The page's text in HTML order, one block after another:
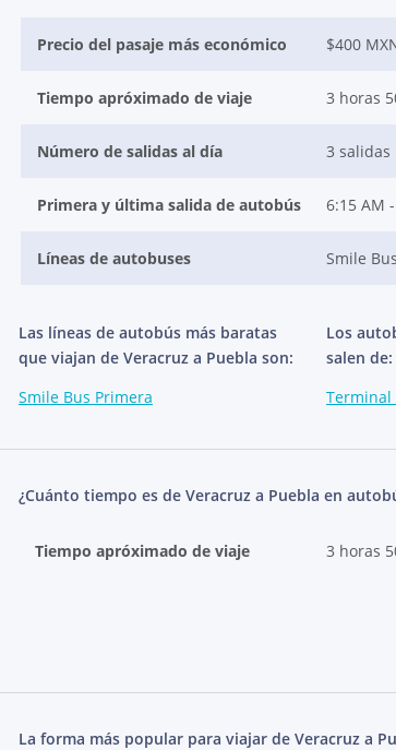
Precio del pasaje más económico $400
Tiempo apróximado de viaje 3 horas
Número de salidas al día 3 salidas
Primera y última salida de autobús 6:15 AM
Líneas de autobuses Smile
Las líneas de autobús más baratas
que viajan de Veracruz a Puebla son:
Smile Bus Primera
Los
salen de:
Terminal
¿Cuánto tiempo es de Veracruz a Puebla en
Tiempo apróximado de viaje 3 horas
La forma más popular para viajar de Veracruz a